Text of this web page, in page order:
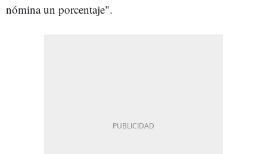
nómina un porcentaje".